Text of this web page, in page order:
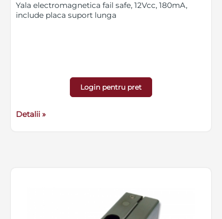
Yala electromagnetica fail safe, 12Vcc, 180mA,
include placa suport lunga
Login pentru pret
Detalii »